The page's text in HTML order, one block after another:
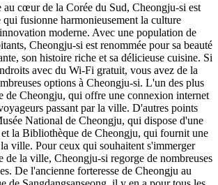
au cœur de la Corée du Sud, Cheongju-si est
fusionne harmonieusement la culture
moderne. Avec une population de
Cheongju-si est renommée pour sa beauté
son histoire riche et sa délicieuse cuisine. Si
avec du Wi-Fi gratuit, vous avez de la
options à Cheongju-si. L'un des plus
de Cheongju, qui offre une connexion internet
passant par la ville. D'autres points
National de Cheongju, qui dispose d'une
la Bibliothèque de Cheongju, qui fournit une
ville. Pour ceux qui souhaitent s'immerger
de la ville, Cheongju-si regorge de nombreuses
De l'ancienne forteresse de Cheongju au